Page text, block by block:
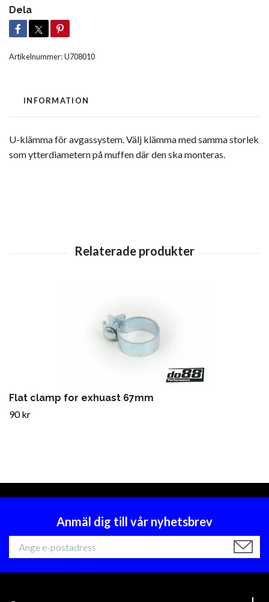
Dela
Artikelnummer:U708010
INFORMATION
U-klämma för avgassystem. Välj klämma med samma storlek
som ytterdiametern på muffen där den ska monteras.
Flat clamp for exhuast 67mm
90 kr
Anmäl dig till vår nyhetsbrev